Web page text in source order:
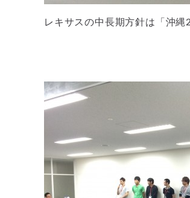
レキサスの中長期方針は「沖縄